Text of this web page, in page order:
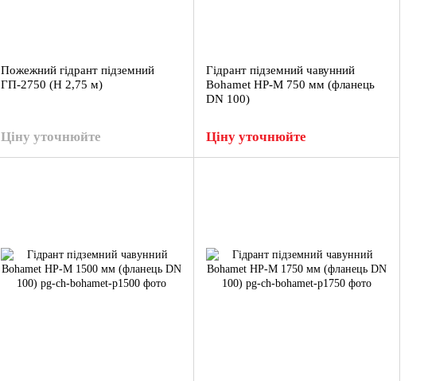
Пожежний гідрант підземний
ГП-2750 (H 2,75 м)
Ціну уточнюйте
Гідрант підземний чавунний
Bohamet HP-M 750 мм (фланець
DN 100)
Ціну уточнюйте